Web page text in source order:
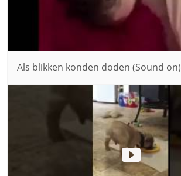
Als blikken konden doden (Sound on)